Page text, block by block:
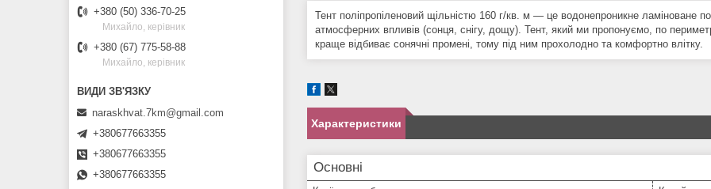
Тент поліпропіленовий щільністю 160 г/кв. м — це водонепроникне ламіноване
атмосферних впливів (сонця, снігу, дощу). Тент, який ми пропонуємо, по
краще відбиває сонячні промені, тому під ним прохолодно та комфортно влітку.
Характеристики
Основні
+380 (50) 336-70-25
Михайло, керівник
+380 (67) 775-58-88
Михайло, керівник
naraskhvat.7km@gmail.com
+380677663355
+380677663355
+380677663355